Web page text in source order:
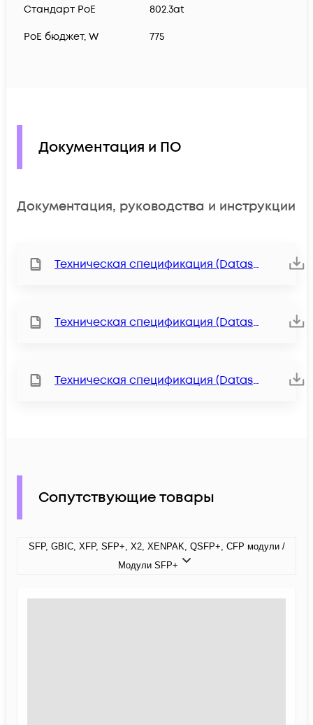
Cтандарт PoE 802.3at
PoE бюджет, W 775
Документация и ПО
Документация, руководства и инструкции
Техническая спецификация (Datasheet)
Техническая спецификация (Datasheet)
Техническая спецификация (Datasheet)
Сопутствующие товары
SFP, GBIC, XFP, SFP+, X2, XENPAK, QSFP+, CFP модули /
Модули SFP+